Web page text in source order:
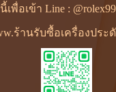
เพื่อเข้า Line :
ร้านรับซื้อเครื่องประดั